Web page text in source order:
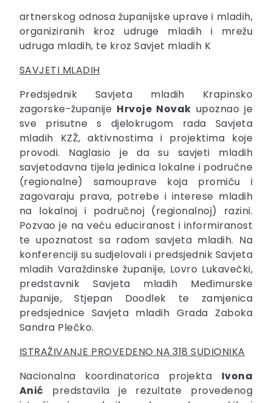
artnerskog odnosa županijske uprave i mladih,
organiziranih kroz udruge mladih i mrežu
udruga mladih, te kroz Savjet mladih K
SAVJETI MLADIH
Predsjednik Savjeta mladih Krapinsko
zagorske-županije Hrvoje Novak upoznao je
sve prisutne s djelokrugom rada Savjeta
mladih KZŽ, aktivnostima i projektima koje
provodi. Naglasio je da su savjeti mladih
savjetodavna tijela jedinica lokalne i područne
(regionalne) samouprave koja promiču i
zagovaraju prava, potrebe i interese mladih
na lokalnoj i područnoj (regionalnoj) razini.
Pozvao je na veću educiranost i informiranost
te upoznatost sa radom savjeta mladih. Na
konferenciji su sudjelovali i predsjednik Savjeta
mladih Varaždinske županije, Lovro Lukavečki,
predstavnik Savjeta mladih Međimurske
županije, Stjepan Doodlek te zamjenica
predsjednice Savjeta mladih Grada Zaboka
Sandra Plečko.
ISTRAŽIVANJE PROVEDENO NA 318 SUDIONIKA
Nacionalna koordinatorica projekta Ivona
Anić predstavila je rezultate provedenog